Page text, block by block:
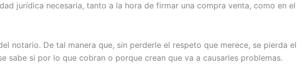
jurídica necesaria, tanto a la hora de firmar una compra venta, como en el
notario. De tal manera que, sin perderle el respeto que merece, se pierda el
sabe si por lo que cobran o porque crean que va a causarles problemas.